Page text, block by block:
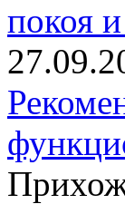
покоя